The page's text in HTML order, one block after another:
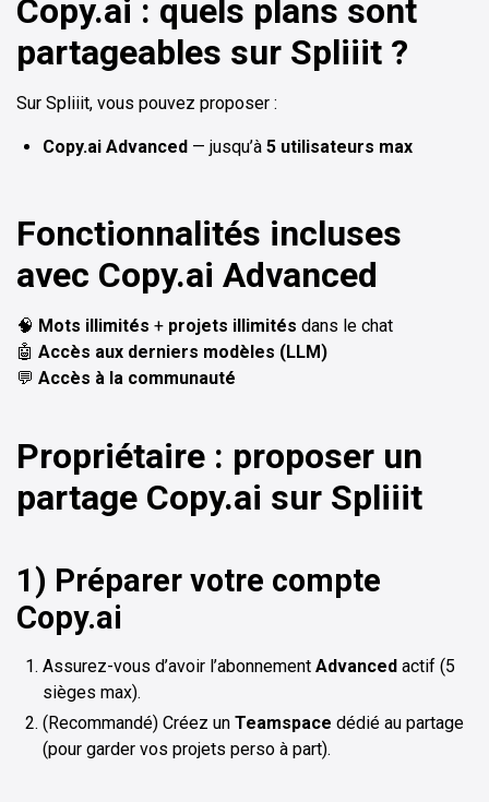
Copy.ai : quels plans sont
partageables sur Spliiit ?
Sur Spliiit, vous pouvez proposer :
Copy.ai Advanced — jusqu’à 5 utilisateurs max
Fonctionnalités incluses
avec Copy.ai Advanced
🧠 Mots illimités + projets illimités dans le chat
🤖 Accès aux derniers modèles (LLM)
💬 Accès à la communauté
Propriétaire : proposer un
partage Copy.ai sur Spliiit
1) Préparer votre compte
Copy.ai
Assurez-vous d’avoir l’abonnement Advanced actif (5
sièges max).
(Recommandé) Créez un Teamspace dédié au partage
(pour garder vos projets perso à part).